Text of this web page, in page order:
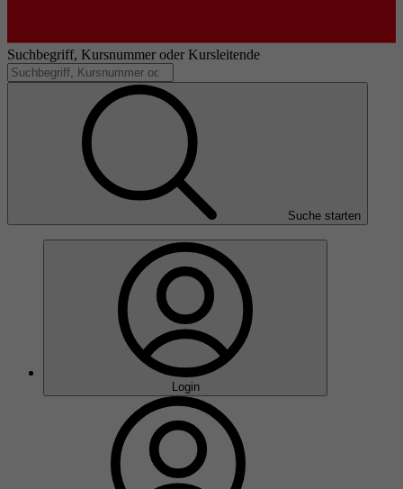
Suchbegriff, Kursnummer oder Kursleitende
Suche starten
Login